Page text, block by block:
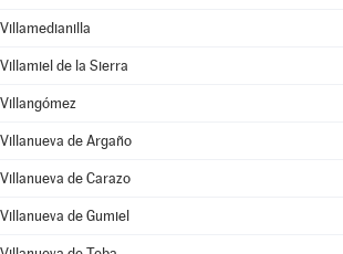
Villamedianilla
Villamiel de la Sierra
Villangómez
Villanueva de Argaño
Villanueva de Carazo
Villanueva de Gumiel